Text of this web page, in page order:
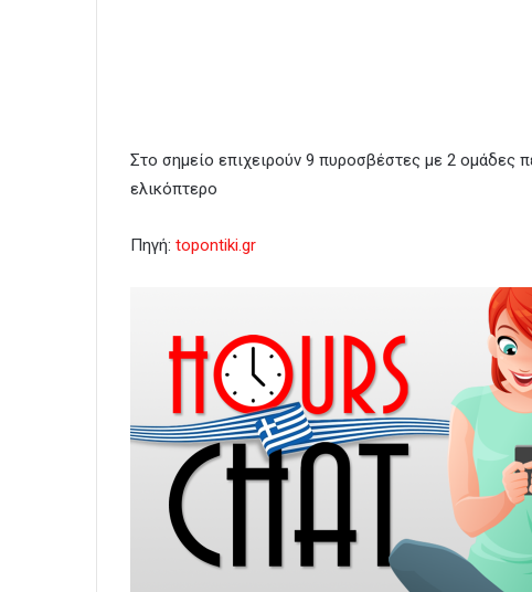
Στο σημείο επιχειρούν 9 πυροσβέστες με 2 ομάδες
ελικόπτερο
Πηγή: topontiki.gr